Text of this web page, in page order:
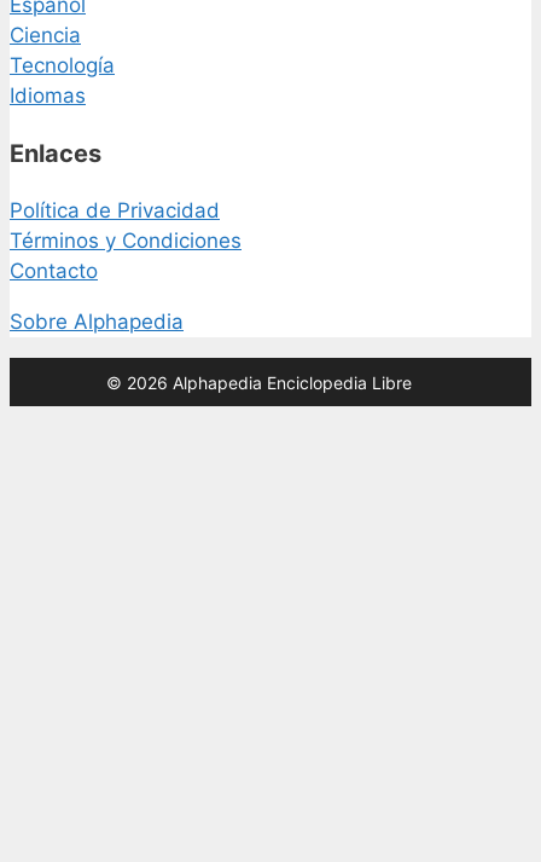
Español
Ciencia
Tecnología
Idiomas
Enlaces
Política de Privacidad
Términos y Condiciones
Contacto
Sobre Alphapedia